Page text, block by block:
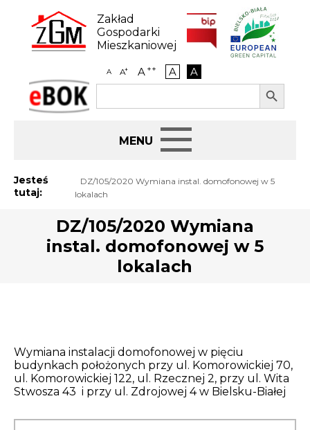
content
Zakład
Gospodarki
Mieszkaniowej
A A+ A++ A A
eBOK
Search
Search Button
Jak załatwić sprawę
Działania antysmogowe
Remonty budynków
Zamówienia publiczne
Jesteś
tutaj:
DZ/105/2020 Wymiana instal. domofonowej w 5
lokalach
DZ/105/2020 Wymiana
instal. domofonowej w 5
lokalach
Wymiana instalacji domofonowej w pięciu
budynkach położonych przy ul. Komorowickiej 70,
ul. Komorowickiej 122, ul. Rzecznej 2, przy ul. Wita
Stwosza 43 i przy ul. Zdrojowej 4 w Bielsku-Białej